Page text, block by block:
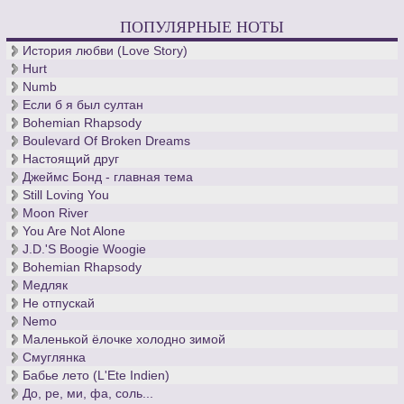
ПОПУЛЯРНЫЕ НОТЫ
История любви (Love Story)
Hurt
Numb
Если б я был султан
Bohemian Rhapsody
Boulevard Of Broken Dreams
Настоящий друг
Джеймс Бонд - главная тема
Still Loving You
Moon River
You Are Not Alone
J.D.'S Boogie Woogie
Bohemian Rhapsody
Медляк
Не отпускай
Nemo
Маленькой ёлочке холодно зимой
Смуглянка
Бабье лето (L'Ete Indien)
До, ре, ми, фа, соль...